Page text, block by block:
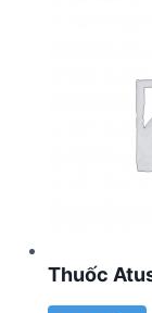
Thuốc